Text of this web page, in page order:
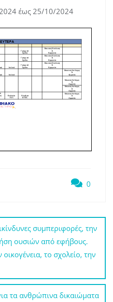
έως 25/10/2024
0
συμπεριφορές, την
ουσιών από εφήβους.
το σχολείο, την
τα ανθρώπινα δικαιώματα